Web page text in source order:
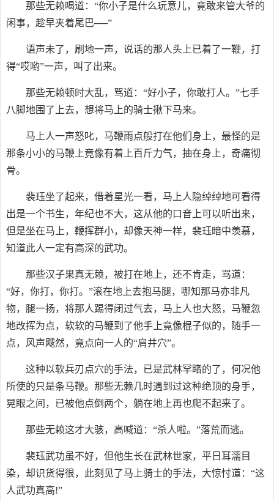
那些无赖喝道：“你小子是什么玩意儿，竟敢来管大爷的
闲事，趁早夹着尾巴──”
语声未了，刷地一声，说话的那人头上已着了一鞭，打
得“哎哟”一声，叫了出来。
那些无赖顿时大乱，骂道：“好小子，你敢打人。”七手
八脚地围了上去，想将马上的骑士揪下马来。
马上人一声怒叱，马鞭雨点般打在他们身上，最怪的是
那条小小的马鞭上竟像有着上百斤力气，抽在身上，奇痛彻
骨。
裴珏坐了起来，借着星光一看，马上人隐绰绰地可看得
出是一个书生，年纪也不大，这从他的口音上可以听出来，
但是坐在马上，鞭挥群小，却像天神一样，裴珏暗中羡慕，
知道此人一定有高深的武功。
那些汉子果真无赖，被打在地上，还不肯走，骂道：
“好，你打，你打。”滚在地上去抱马腿，哪知那马亦非凡
物，腿一扬，将那人踢得闭过气去，马上人也大怒，马鞭忽
地改挥为点，软软的马鞭到了他手上竟像棍子似的，随手一
点，风声飕然，竟点向一人的“肩井穴”。
这种以软兵刃点穴的手法，已是武林罕睹的了，何况他
所使的只是条马鞭。那些无赖几时遇到过这种绝顶的身手，
晃眼之间，已被他点倒两个，躺在地上再也爬不起来了。
那些无赖这才大骇，高喊道：“杀人啦。”落荒而逃。
裴珏武功虽不好，但他生长在武林世家，平日耳濡目
染，却识货得很，此刻见了马上骑士的手法，大惊忖道：“这
人武功真高!”